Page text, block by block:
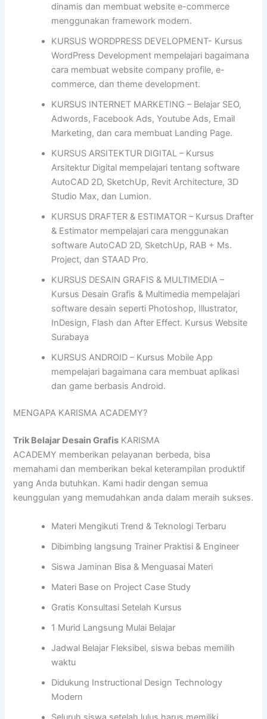
dinamis dan membuat website e-commerce
menggunakan framework modern.
KURSUS WORDPRESS DEVELOPMENT- Kursus
WordPress Development mempelajari bagaimana
cara membuat website company profile, e-
commerce, dan theme development.
KURSUS INTERNET MARKETING – Belajar SEO,
Adwords, Facebook Ads, Youtube Ads, Email
Marketing, dan cara membuat Landing Page.
KURSUS ARSITEKTUR DIGITAL – Kursus
Arsitektur Digital mempelajari tentang software
AutoCAD 2D, SketchUp, Revit Architecture, 3D
Studio Max, dan Lumion.
KURSUS DRAFTER & ESTIMATOR – Kursus Drafter
& Estimator mempelajari cara menggunakan
software AutoCAD 2D, SketchUp, RAB + Ms.
Project, dan STAAD Pro.
KURSUS DESAIN GRAFIS & MULTIMEDIA –
Kursus Desain Grafis & Multimedia mempelajari
software desain seperti Photoshop, Illustrator,
InDesign, Flash dan After Effect. Kursus Website
Surabaya
KURSUS ANDROID – Kursus Mobile App
mempelajari bagaimana cara membuat aplikasi
dan game berbasis Android.
MENGAPA KARISMA ACADEMY?
Trik Belajar Desain Grafis KARISMA
ACADEMY memberikan pelayanan berbeda, bisa
memahami dan memberikan bekal keterampilan produktif
yang Anda butuhkan. Kami hadir dengan semua
keunggulan yang memudahkan anda dalam meraih sukses.
Materi Mengikuti Trend & Teknologi Terbaru
Dibimbing langsung Trainer Praktisi & Engineer
Siswa Jaminan Bisa & Menguasai Materi
Materi Base on Project Case Study
Gratis Konsultasi Setelah Kursus
1 Murid Langsung Mulai Belajar
Jadwal Belajar Fleksibel, siswa bebas memilih
waktu
Didukung Instructional Design Technology
Modern